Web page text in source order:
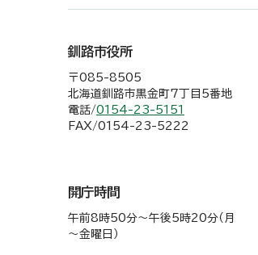
釧路市役所
〒085-8505
北海道釧路市黒金町7丁目5番地
電話/0154-23-5151
FAX/0154-23-5222
開庁時間
午前8時50分～午後5時20分（月
～金曜日）